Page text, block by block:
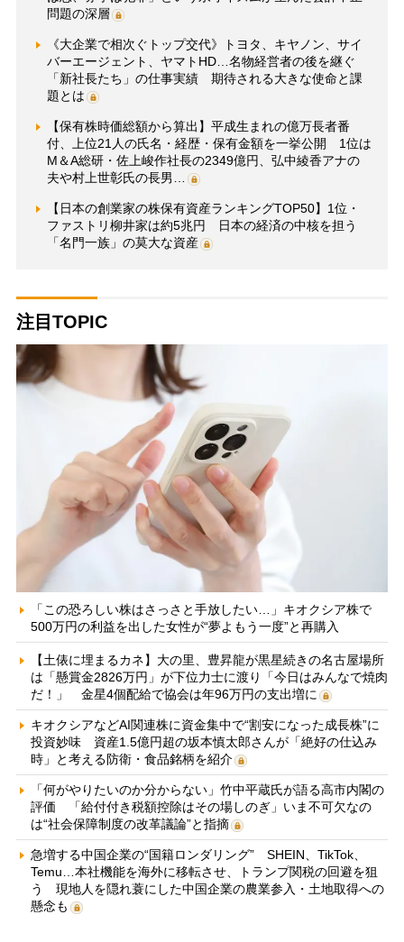
問題の深層
《大企業で相次ぐトップ交代》トヨタ、キヤノン、サイ
バーエージェント、ヤマトHD…名物経営者の後を継ぐ
「新社長たち」の仕事実績 期待される大きな使命と課
題とは
【保有株時価総額から算出】平成生まれの億万長者番
付、上位21人の氏名・経歴・保有金額を一挙公開 1位は
M＆A総研・佐上峻作社長の2349億円、弘中綾香アナの
夫や村上世彰氏の長男…
【日本の創業家の株保有資産ランキングTOP50】1位・
ファストリ柳井家は約5兆円 日本の経済の中核を担う
「名門一族」の莫大な資産
注目TOPIC
「この恐ろしい株はさっさと手放したい…」キオクシア株で
500万円の利益を出した女性が“夢よもう一度”と再購入
【土俵に埋まるカネ】大の里、豊昇龍が黒星続きの名古屋場所
は「懸賞金2826万円」が下位力士に渡り「今日はみんなで焼肉
だ！」 金星4個配給で協会は年96万円の支出増に
キオクシアなどAI関連株に資金集中で“割安になった成長株”に
投資妙味 資産1.5億円超の坂本慎太郎さんが「絶好の仕込み
時」と考える防衛・食品銘柄を紹介
「何がやりたいのか分からない」竹中平蔵氏が語る高市内閣の
評価 「給付付き税額控除はその場しのぎ」いま不可欠なの
は“社会保障制度の改革議論”と指摘
急増する中国企業の“国籍ロンダリング” SHEIN、TikTok、
Temu…本社機能を海外に移転させ、トランプ関税の回避を狙
う 現地人を隠れ蓑にした中国企業の農業参入・土地取得への
懸念も